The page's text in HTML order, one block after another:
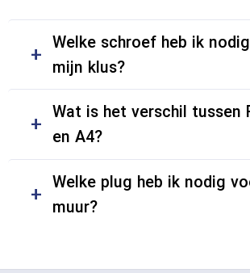
Welke schroef heb ik
mijn klus?
Wat is het verschil tussen
en A4?
Welke plug heb ik nodig
muur?